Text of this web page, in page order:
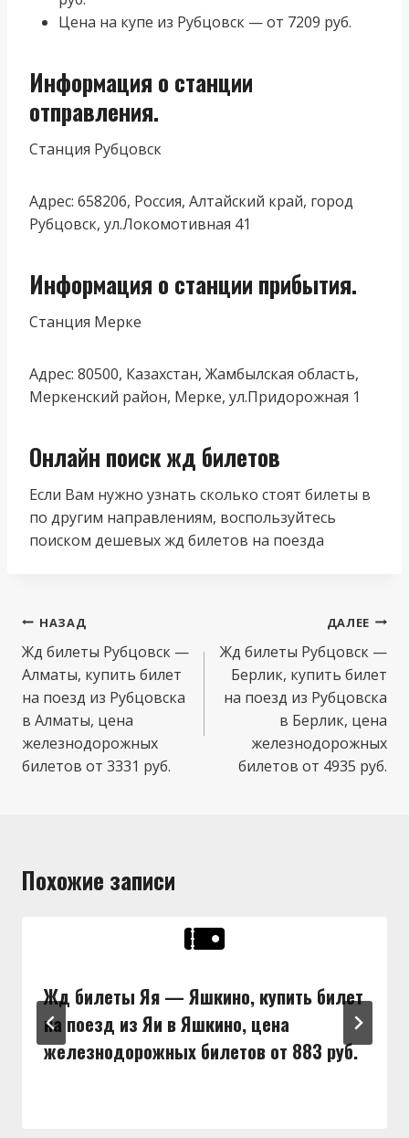
Цена на купе из Рубцовск — от 7209 руб.
Информация о станции
отправления.
Станция Рубцовск
Адрес: 658206, Россия, Алтайский край, город
Рубцовск, ул.Локомотивная 41
Информация о станции прибытия.
Станция Мерке
Адрес: 80500, Казахстан, Жамбылская область,
Меркенский район, Мерке, ул.Придорожная 1
Онлайн поиск жд билетов
Если Вам нужно узнать сколько стоят билеты в
по другим направлениям, воспользуйтесь
поиском дешевых жд билетов на поезда
Навигация
по
записям
НАЗАД
Жд билеты Рубцовск —
Алматы, купить билет
на поезд из Рубцовска
в Алматы, цена
железнодорожных
билетов от 3331 руб.
ДАЛЕЕ
Жд билеты Рубцовск —
Берлик, купить билет
на поезд из Рубцовска
в Берлик, цена
железнодорожных
билетов от 4935 руб.
Похожие записи
Жд билеты Яя — Яшкино, купить билет
на поезд из Яи в Яшкино, цена
железнодорожных билетов от 883 руб.